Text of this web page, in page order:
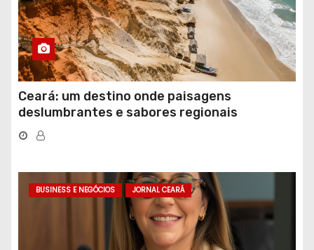
Ceará: um destino onde paisagens
deslumbrantes e sabores regionais
conquistam turistas
BUSINESS E NEGÓCIOS JORNAL CEARÁ